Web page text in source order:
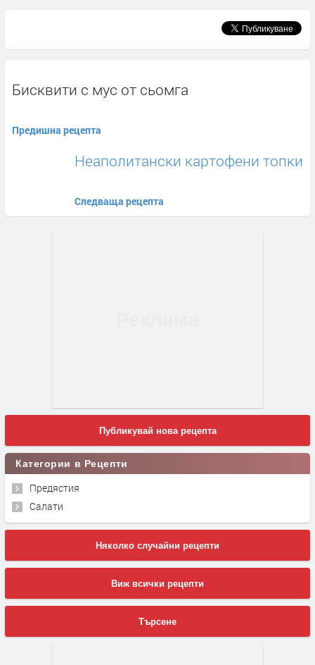
Бисквити с мус от сьомга
Предишна рецепта
Неаполитански картофени топки
Следваща рецепта
Публикувай нова рецепта
Категории в Рецепти
Предястия
Салати
Няколко случайни рецепти
Виж всички рецепти
Търсене